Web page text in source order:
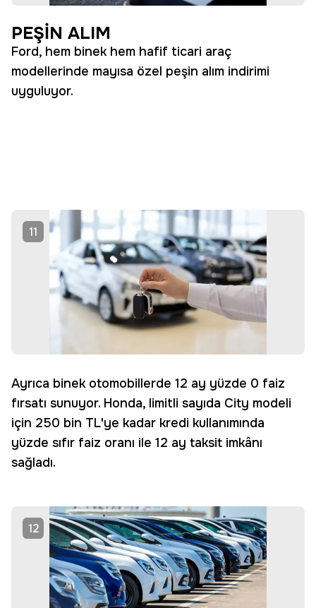
PEŞİN ALIM
Ford, hem binek hem hafif ticari araç
modellerinde mayısa özel peşin alım indirimi
uyguluyor.
11
Ayrıca binek otomobillerde 12 ay yüzde 0 faiz
fırsatı sunuyor. Honda, limitli sayıda City modeli
için 250 bin TL'ye kadar kredi kullanımında
yüzde sıfır faiz oranı ile 12 ay taksit imkânı
sağladı.
12